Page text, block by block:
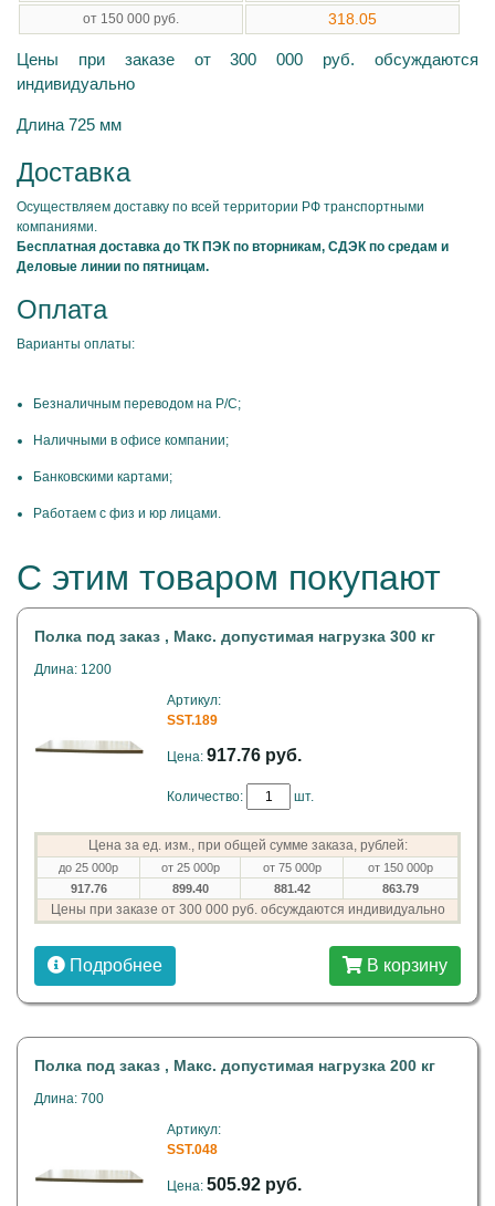
от 150 000 руб. 318.05
Цены при заказе от 300 000 руб. обсуждаются
индивидуально
Длина 725 мм
Доставка
Осуществляем доставку по всей территории РФ транспортными
компаниями.
Бесплатная доставка до ТК ПЭК по вторникам, СДЭК по средам и
Деловые линии по пятницам.
Оплата
Варианты оплаты:
Безналичным переводом на Р/С;
Наличными в офисе компании;
Банковскими картами;
Работаем с физ и юр лицами.
С этим товаром покупают
Полка под заказ , Макс. допустимая нагрузка 300 кг
Длина: 1200
Артикул:
SST.189
Цена: 917.76 руб.
Количество: шт.
Цена за ед. изм., при общей сумме заказа, рублей:
до 25 000р от 25 000р от 75 000р
от 150 000р
917.76
899.40 881.42 863.79
Цены при заказе от 300 000 руб. обсуждаются индивидуально
Подробнее В корзину
Полка под заказ , Макс. допустимая нагрузка 200 кг
Длина: 700
Артикул:
SST.048
Цена: 505.92 руб.